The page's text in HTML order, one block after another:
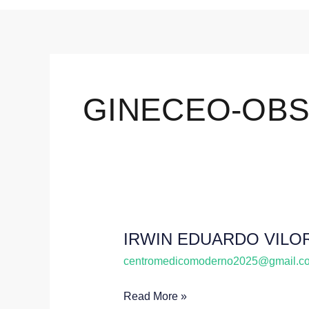
GINECEO-
IRWIN EDUARDO
IRWIN
EDUARDO
Read More »